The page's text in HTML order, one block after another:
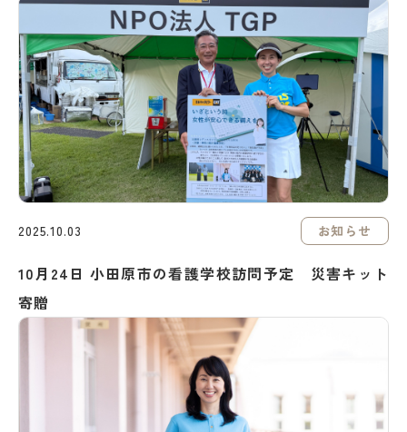
2025.10.03 お知らせ
10月24日 小田原市の看護学校訪問予定 災害キット
寄贈